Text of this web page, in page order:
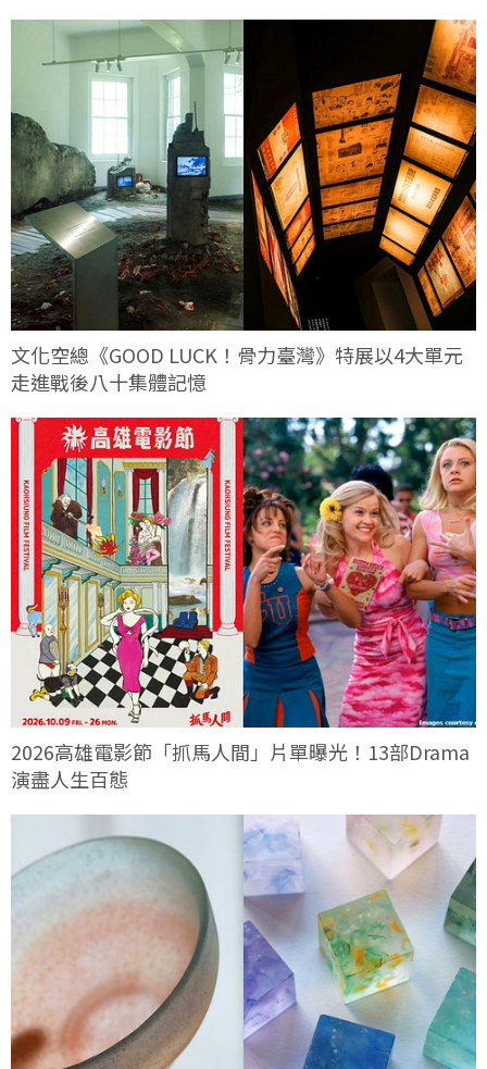
文化空總《GOOD LUCK！骨力臺灣》特展以4大單元
走進戰後八十集體記憶
2026高雄電影節「抓馬人間」片單曝光！13部Drama
演盡人生百態